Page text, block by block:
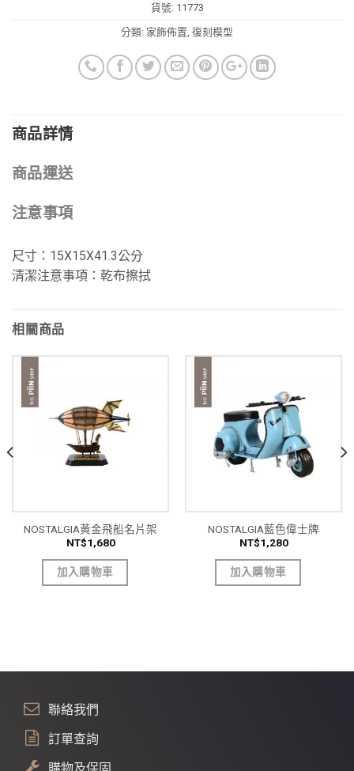
貨號: 11773
分類: 家飾佈置 復刻模型
商品詳情
商品運送
注意事項
尺寸：15X15X41.3公分
清潔注意事項：乾布擦拭
相關商品
NOSTALGIA黃金飛船名片架
NT$1,680
加入購物車
NOSTALGIA藍色偉士牌
NT$1,280
加入購物車
聯絡我們
訂單查詢